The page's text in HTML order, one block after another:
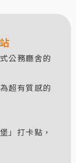
公務廳舍的
超有質感的
」打卡點，